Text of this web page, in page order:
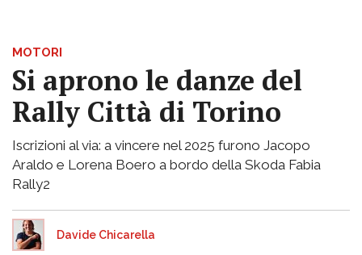
MOTORI
Si aprono le danze del
Rally Città di Torino
Iscrizioni al via: a vincere nel 2025 furono Jacopo
Araldo e Lorena Boero a bordo della Skoda Fabia
Rally2
Davide Chicarella